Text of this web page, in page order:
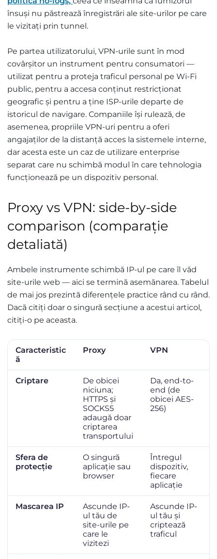
însuși nu păstrează înregistrări ale site-urilor pe care
le vizitați prin tunnel.
Pe partea utilizatorului, VPN-urile sunt în mod
covârșitor un instrument pentru consumatori —
utilizat pentru a proteja traficul personal pe Wi-Fi
public, pentru a accesa conținut restricționat
geografic și pentru a ține ISP-urile departe de
istoricul de navigare. Companiile își rulează, de
asemenea, propriile VPN-uri pentru a oferi
angajaților de la distanță acces la sistemele interne,
dar acesta este un caz de utilizare enterprise
separat care nu schimbă modul în care tehnologia
funcționează pe un dispozitiv personal.
Proxy vs VPN: side-by-side
comparison (comparație
detaliată)
Ambele instrumente schimbă IP-ul pe care îl văd
site-urile web — aici se termină asemănarea. Tabelul
de mai jos prezintă diferențele practice rând cu rând.
Dacă citiți doar o singură secțiune a acestui articol,
citiți-o pe aceasta.
Caracteristic
ă
Proxy VPN
Criptare
De obicei
niciuna;
HTTPS și
SOCKS5
adaugă doar
criptarea
transportului
Da, end-to-
end (de
obicei AES-
256)
Sfera de
protecție
O singură
aplicație sau
browser
Întregul
dispozitiv,
fiecare
aplicație
Mascarea IP
Ascunde IP-
ul tău de
site-urile pe
care le
vizitezi
Ascunde IP-
ul tău și
criptează
traficul